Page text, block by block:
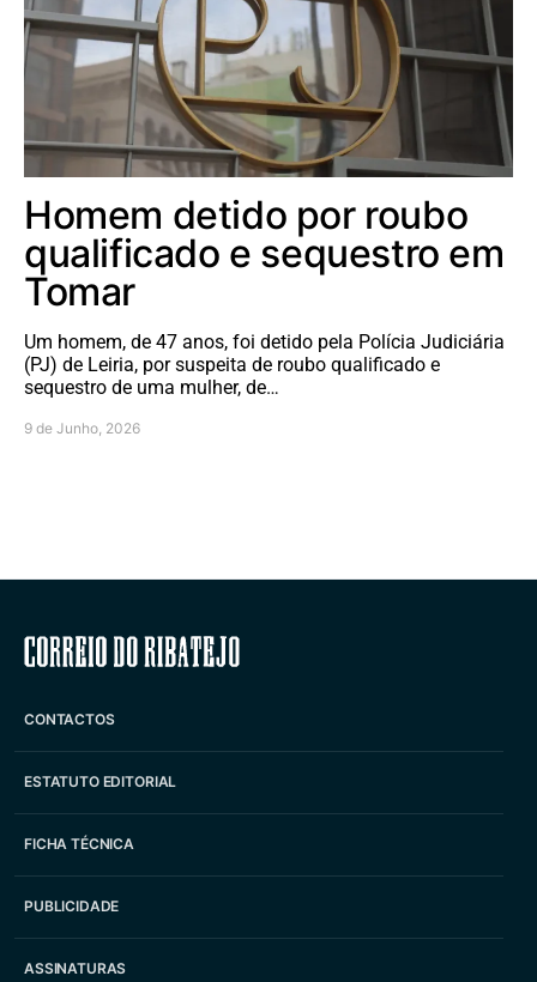
Homem detido por roubo
qualificado e sequestro em
Tomar
Um homem, de 47 anos, foi detido pela Polícia Judiciária
(PJ) de Leiria, por suspeita de roubo qualificado e
sequestro de uma mulher, de…
9 de Junho, 2026
Correio do Ribatejo
CONTACTOS
ESTATUTO EDITORIAL
FICHA TÉCNICA
PUBLICIDADE
ASSINATURAS